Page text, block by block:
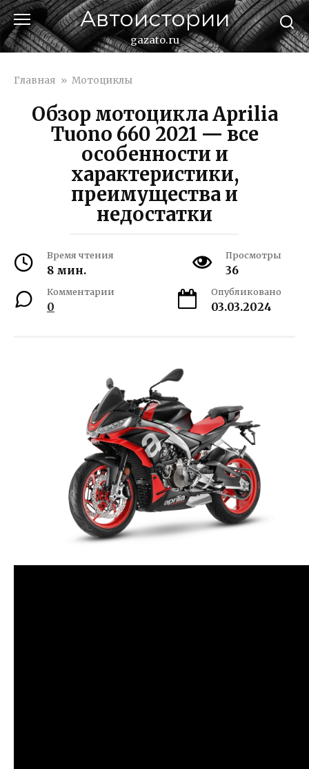
Перейти
к
контенту
Автоистории
gazato.ru
Главная » Мотоциклы
Обзор мотоцикла Aprilia
Tuono 660 2021 — все
особенности и
характеристики,
преимущества и
недостатки
Время чтения
8 мин.
Просмотры
36
Комментарии
0
Опубликовано
03.03.2024